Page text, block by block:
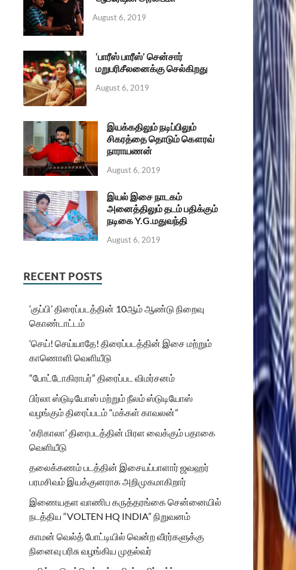
August 6, 2019
‘பாரீஸ் பாரீஸ்’ சென்சார்
மறுபரிசீலனைக்கு செல்கிறது
August 6, 2019
இயக்கதிலும் நடிப்பிலும்
சிகரத்தை தொடும் கௌரவ்
நாராயணன்
August 6, 2019
இயல் இசை நாடகம்
அனைத்திலும் தடம் பதிக்கும்
நடிகை Y.G.மதுவந்தி
August 6, 2019
RECENT POSTS
‘குப்பி’ திரைப்படத்தின் 10ஆம் ஆண்டு நிறைவு
கொண்டாட்டம்
‘செய்! செய்யாதே! திரைப்படத்தின் இசை மற்றும்
காணொளி வெளியீடு
“போட்டோகிராபர்” திரைப்பட விமர்சனம்
பிர்லா ஸ்டுடியோஸ் மற்றும் நீலம் ஸ்டுடியோஸ்
வழங்கும் திரைப்படம் “மக்கள் காவலன்”
‘கரிகாலா’ திரைபடத்தின் மிரள வைக்கும் பதாகை
வெளியீடு
தலைக்கணம் படத்தின் இசையப்பாளார் ஜவஹர்
பரமசிவம் இயக்குனராக அறிமுகமாகிறார்
இணையதள வாணிப கருத்தரங்கை சென்னையில்
நடத்திய “VOLTEN HQ INDIA” நிறுவனம்
காமன் வெல்த் போட்டியில் வென்ற வீரர்களுக்கு
நினைவு பரிசு வழங்கிய முதல்வர்